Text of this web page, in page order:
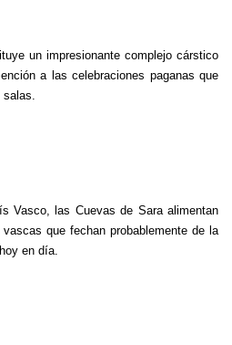
un impresionante complejo cárstico
a las celebraciones paganas que
salas.
Vasco, las Cuevas de Sara alimentan
que fechan probablemente de la
en día.